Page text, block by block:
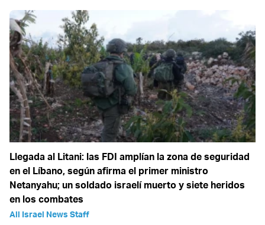
Llegada al Litani: las FDI amplían la zona de seguridad
en el Líbano, según afirma el primer ministro
Netanyahu; un soldado israelí muerto y siete heridos
en los combates
All Israel News Staff